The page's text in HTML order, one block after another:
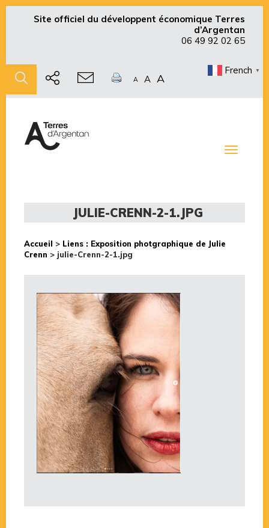
Site officiel du développent économique Terres
d’Argentan
06 49 92 02 65
A A A
French ▼
Toggle
JULIE-CRENN-2-1.JPG
Accueil > Liens : Exposition photgraphique de Julie
Crenn > julie-Crenn-2-1.jpg